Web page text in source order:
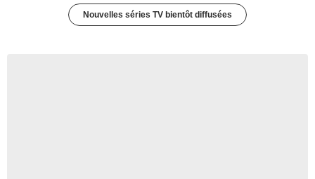
Nouvelles séries TV bientôt diffusées